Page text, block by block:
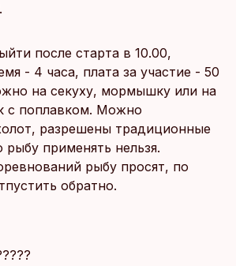
после старта в 10.00,
- 4 часа, плата за участие - 50
на секуху, мормышку или на
с поплавком. Можно
разрешены традиционные
применять нельзя.
рыбу просят, по
обратно.